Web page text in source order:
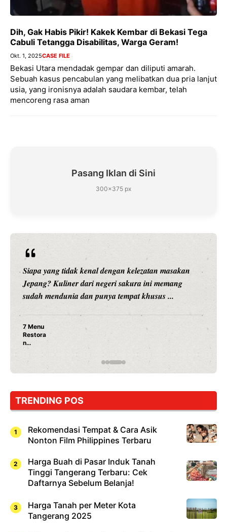
Dih, Gak Habis Pikir! Kakek Kembar di Bekasi Tega
Cabuli Tetangga Disabilitas, Warga Geram!
Okt. 1, 2025CASE FILE
Bekasi Utara mendadak gempar dan diliputi amarah.
Sebuah kasus pencabulan yang melibatkan dua pria lanjut
usia, yang ironisnya adalah saudara kembar, telah
mencoreng rasa aman
Pasang Iklan di Sini
300×375 px
Siapa yang tidak kenal dengan kelezatan masakan
Jepang? Kuliner dari negeri sakura ini memang
sudah mendunia dan punya tempat khusus ...
7 Menu
Restora
n
Jepang
yang
Dicoba,
Cuma
Sushi!
TRENDING POS
Rekomendasi Tempat & Cara Asik
Nonton Film Philippines Terbaru
Harga Buah di Pasar Induk Tanah
Tinggi Tangerang Terbaru: Cek
Daftarnya Sebelum Belanja!
Harga Tanah per Meter Kota
Tangerang 2025